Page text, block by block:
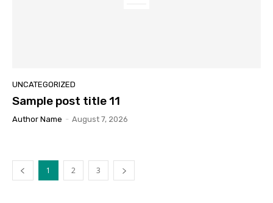
UNCATEGORIZED
Sample post title 11
Author Name - August 7, 2026
1 2 3